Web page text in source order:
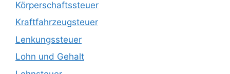
Körperschaftssteuer
Kraftfahrzeugsteuer
Lenkungssteuer
Lohn und Gehalt